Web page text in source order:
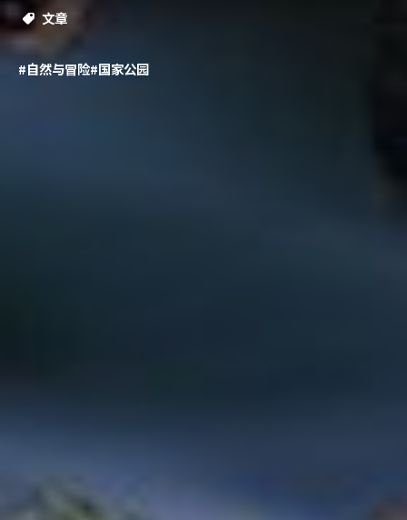
文章
#自然与冒险#国家公园